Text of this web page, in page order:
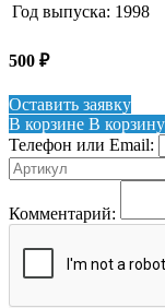
Год выпуска: 1998
500 ₽
Оставить заявку
В корзине В корзину
Телефон или Email:
Комментарий: